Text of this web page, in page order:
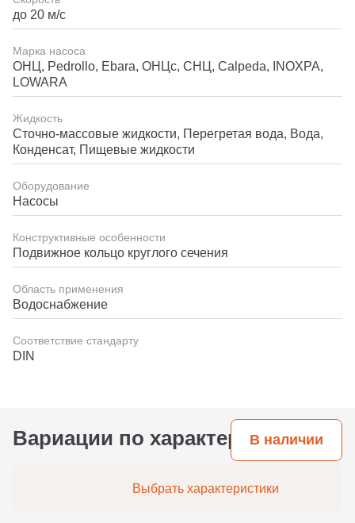
до 20 м/с
Марка насоса
ОНЦ, Pedrollo, Ebara, ОНЦс, СНЦ, Calpeda, INOXPA,
LOWARA
Жидкость
Сточно-массовые жидкости, Перегретая вода, Вода,
Конденсат, Пищевые жидкости
Оборудование
Насосы
Конструктивные особенности
Подвижное кольцо круглого сечения
Область применения
Водоснабжение
Соответствие стандарту
DIN
Вариации по характеристикам
В наличии
Выбрать характеристики